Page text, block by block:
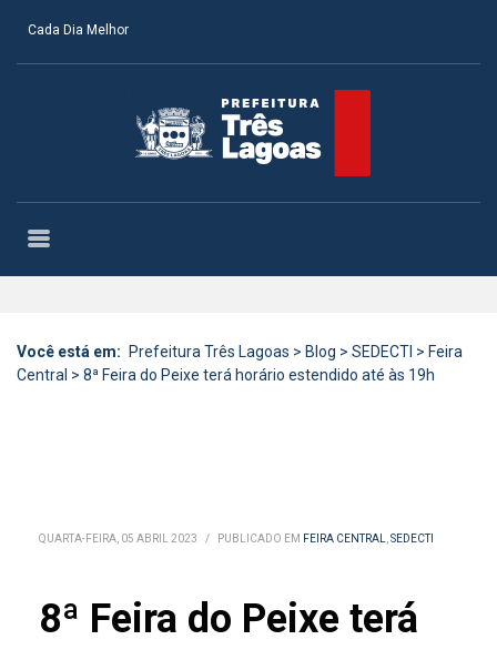
Cada Dia Melhor
Você está em: Prefeitura Três Lagoas > Blog > SEDECTI > Feira
Central > 8ª Feira do Peixe terá horário estendido até às 19h
QUARTA-FEIRA, 05 ABRIL 2023 / PUBLICADO EM FEIRA CENTRAL,SEDECTI
8ª Feira do Peixe terá